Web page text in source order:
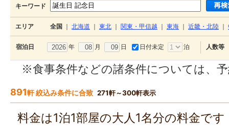
キーワード
エリア 全国 北海道 東北 関東・甲信越 東海 近畿・北陸
宿泊日 年 月 日 日付未定 泊 人数等
※食事条件などの諸条件については、
891軒 絞込み条件に合致 271軒～300軒表示
料金は1泊1部屋の大人1名分の料金で